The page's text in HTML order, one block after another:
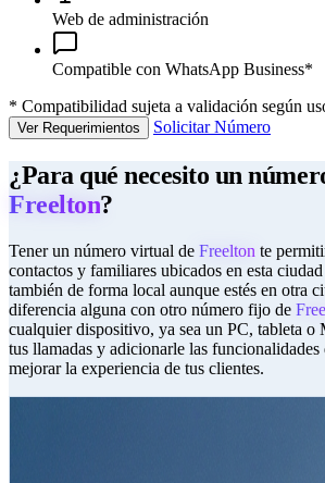
Web de administración
Compatible con WhatsApp Business*
* Compatibilidad sujeta a validación según
Ver Requerimientos Solicitar Número
¿Para qué necesito un
Freelton?
Tener un número virtual de Freelton te
contactos y familiares ubicados en esta
también de forma local aunque estés en otra
diferencia alguna con otro número fijo de
cualquier dispositivo, ya sea un PC, tableta
tus llamadas y adicionarle las funcionalidades
mejorar la experiencia de tus clientes.